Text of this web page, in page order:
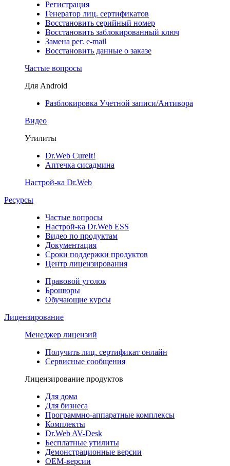
Регистрация
Генератор лиц. сертификатов
Восстановить серийный номер
Восстановить заблокированный ключ
Замена рег. e-mail
Восстановить данные о заказе
Частые вопросы
Для Android
Разблокировка Учетной записи/Антивора
Видео
Утилиты
Dr.Web CureIt!
Аптечка сисадмина
Настрой-ка Dr.Web
Ресурсы
Частые вопросы
Настрой-ка Dr.Web ESS
Видео по продуктам
Документация
Сроки поддержки продуктов
Центр лицензирования
Правовой уголок
Брошюры
Обучающие курсы
Лицензирование
Менеджер лицензий
Получить лиц. сертификат онлайн
Сервисные сообщения
Лицензирование продуктов
Для дома
Для бизнеса
Программно-аппаратные комплексы
Комплекты
Dr.Web AV-Desk
Бесплатные утилиты
Демонстрационные версии
ОЕМ-версии